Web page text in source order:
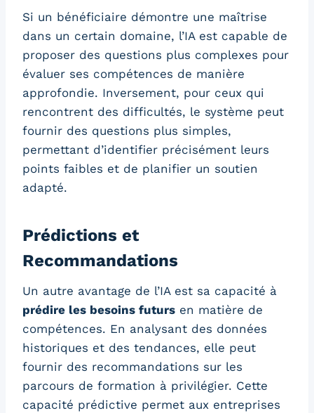
Si un bénéficiaire démontre une maîtrise
dans un certain domaine, l’IA est capable de
proposer des questions plus complexes pour
évaluer ses compétences de manière
approfondie. Inversement, pour ceux qui
rencontrent des difficultés, le système peut
fournir des questions plus simples,
permettant d’identifier précisément leurs
points faibles et de planifier un soutien
adapté.
Prédictions et
Recommandations
Un autre avantage de l’IA est sa capacité à
prédire les besoins futurs en matière de
compétences. En analysant des données
historiques et des tendances, elle peut
fournir des recommandations sur les
parcours de formation à privilégier. Cette
capacité prédictive permet aux entreprises